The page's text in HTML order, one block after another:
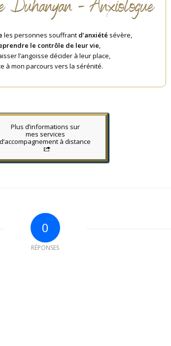
les personnes souffrant d’anxiété sévère,
le contrôle de leur vie,
l’angoisse décider à leur place,
à mon parcours vers la sérénité.
Plus d’informations sur
mes services
d’accompagnement à distance
0
RÉPONSES